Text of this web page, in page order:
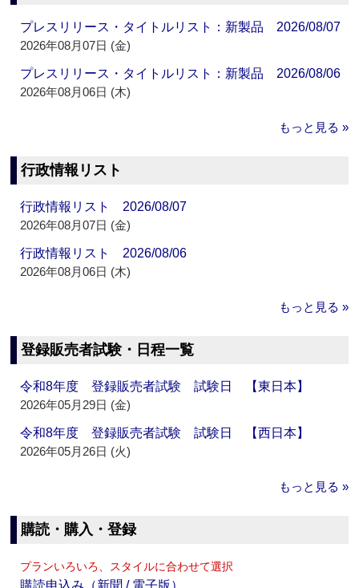
プレスリリース・タイトルリスト：新製品 2026/08/07
2026年08月07日 (金)
プレスリリース・タイトルリスト：新製品 2026/08/06
2026年08月06日 (木)
もっと見る »
行政情報リスト
行政情報リスト 2026/08/07
2026年08月07日 (金)
行政情報リスト 2026/08/06
2026年08月06日 (木)
もっと見る »
登録販売者試験・日程一覧
令和8年度 登録販売者試験 試験日 【東日本】
2026年05月29日 (金)
令和8年度 登録販売者試験 試験日 【西日本】
2026年05月26日 (火)
もっと見る »
購読・購入・登録
プランいろいろ、スタイルに合わせて選択